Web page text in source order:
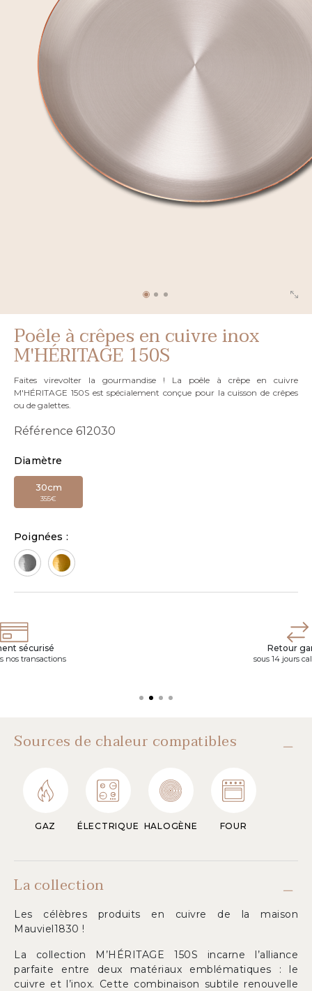
Poêle à crêpes en cuivre inox
M'HÉRITAGE 150S
Faites virevolter la gourmandise ! La poêle à crêpe en cuivre
M'HÉRITAGE 150S est spécialement conçue pour la cuisson de crêpes
ou de galettes.
Référence 612030
Diamètre
30cm
355€
Poignées :
sécurisé
nos transactions
Retour
sous 14 jours
Sources de chaleur compatibles
GAZ ÉLECTRIQUE HALOGÈNE FOUR
La collection
Les célèbres produits en cuivre de la maison
Mauviel1830 !
La collection M’HÉRITAGE 150S incarne l’alliance
parfaite entre deux matériaux emblématiques : le
cuivre et l’inox. Cette combinaison subtile renouvelle